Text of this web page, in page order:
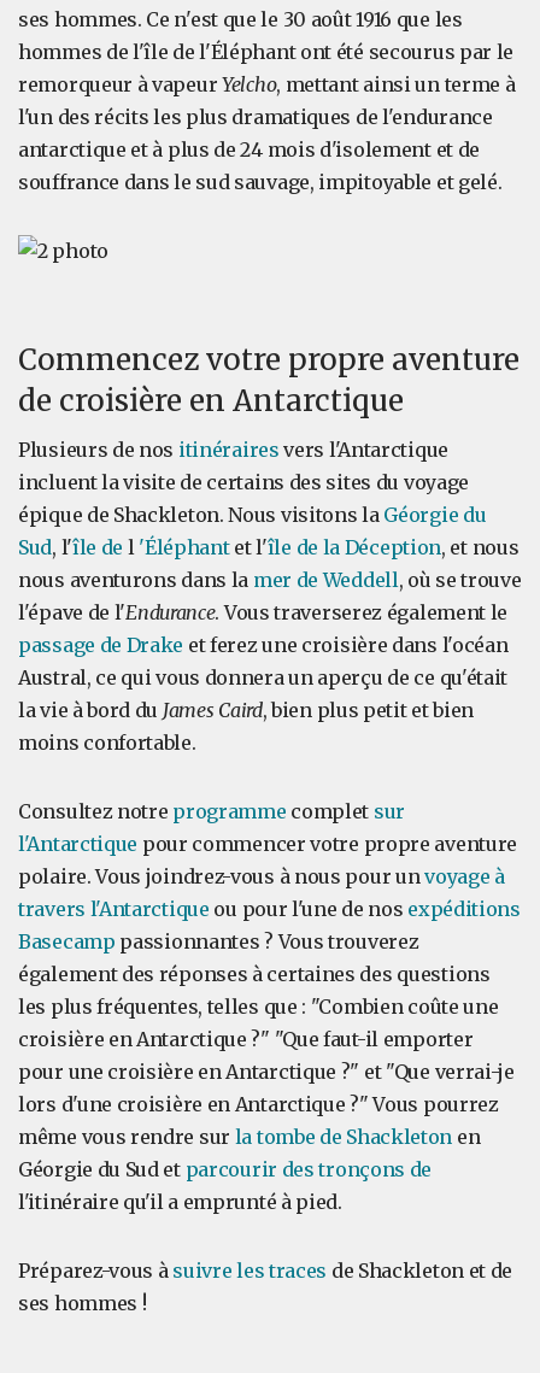
ses hommes. Ce n'est que le 30 août 1916 que les
hommes de l'île de l'Éléphant ont été secourus par le
remorqueur à vapeur Yelcho, mettant ainsi un terme à
l'un des récits les plus dramatiques de l'endurance
antarctique et à plus de 24 mois d'isolement et de
souffrance dans le sud sauvage, impitoyable et gelé.
Commencez votre propre aventure
de croisière en Antarctique
Plusieurs de nos itinéraires vers l'Antarctique
incluent la visite de certains des sites du voyage
épique de Shackleton. Nous visitons la Géorgie du
Sud, l'île de l 'Éléphantet l'île de la Déception, et nous
nous aventurons dans la mer de Weddell, où se trouve
l'épave de l'Endurance. Vous traverserez également le
passage de Drake et ferez une croisière dans l'océan
Austral, ce qui vous donnera un aperçu de ce qu'était
la vie à bord du James Caird, bien plus petit et bien
moins confortable.
Consultez notre programme complet sur
l'Antarctique pour commencer votre propre aventure
polaire. Vous joindrez-vous à nous pour unvoyage à
travers l'Antarctique ou pour l'une de nos expéditions
Basecamp passionnantes ? Vous trouverez
également des réponses à certaines des questions
les plus fréquentes, telles que : "Combien coûte une
croisière en Antarctique ?" "Que faut-il emporter
pour une croisière en Antarctique ?" et "Que verrai-je
lors d'une croisière en Antarctique ?" Vous pourrez
même vous rendre sur la tombe de Shackleton en
Géorgie du Sud et parcourir des tronçons de
l'itinéraire qu'il a emprunté à pied.
Préparez-vous à suivre les traces de Shackleton et de
ses hommes !